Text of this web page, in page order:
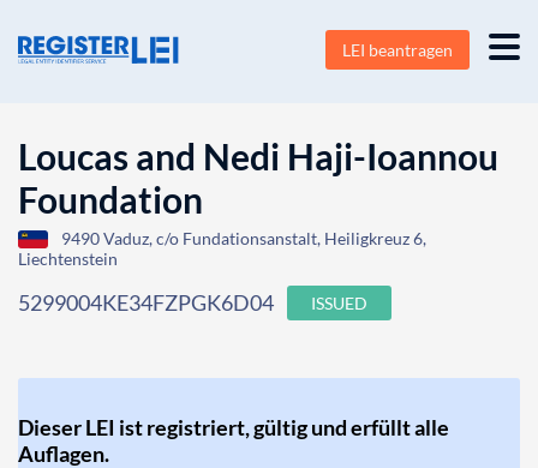
LEI beantragen
Loucas and Nedi Haji-Ioannou
Foundation
9490 Vaduz, c/o Fundationsanstalt, Heiligkreuz 6,
Liechtenstein
5299004KE34FZPGK6D04 ISSUED
Dieser LEI ist registriert, gültig und erfüllt alle
Auflagen.